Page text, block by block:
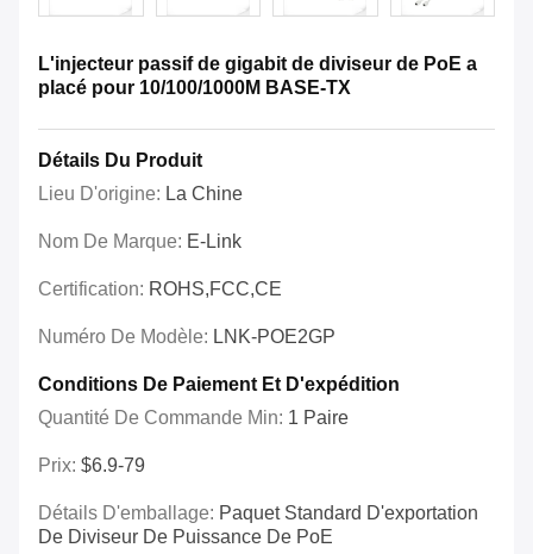
L'injecteur passif de gigabit de diviseur de PoE a
placé pour 10/100/1000M BASE-TX
Détails Du Produit
Lieu D'origine: La Chine
Nom De Marque: E-Link
Certification: ROHS,FCC,CE
Numéro De Modèle: LNK-POE2GP
Conditions De Paiement Et D'expédition
Quantité De Commande Min: 1 Paire
Prix: $6.9-79
Détails D'emballage: Paquet Standard D'exportation
De Diviseur De Puissance De PoE